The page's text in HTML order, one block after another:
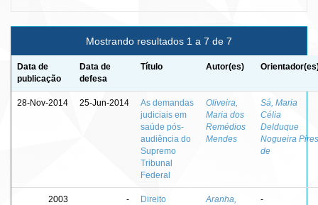
Mostrando resultados 1 a 7 de 7
Data de
publicação
Data de
defesa
Título Autor(es)
28-Nov-2014 25-Jun-2014
As demandas
judiciais em
saúde pós-
audiência do
Supremo
Tribunal
Federal
Oliveira,
Maria dos
Remédios
Mendes
Sá, Maria
Célia
Delduque
Nogueira Pires
de
2003 -
Direito
Aranha,
-